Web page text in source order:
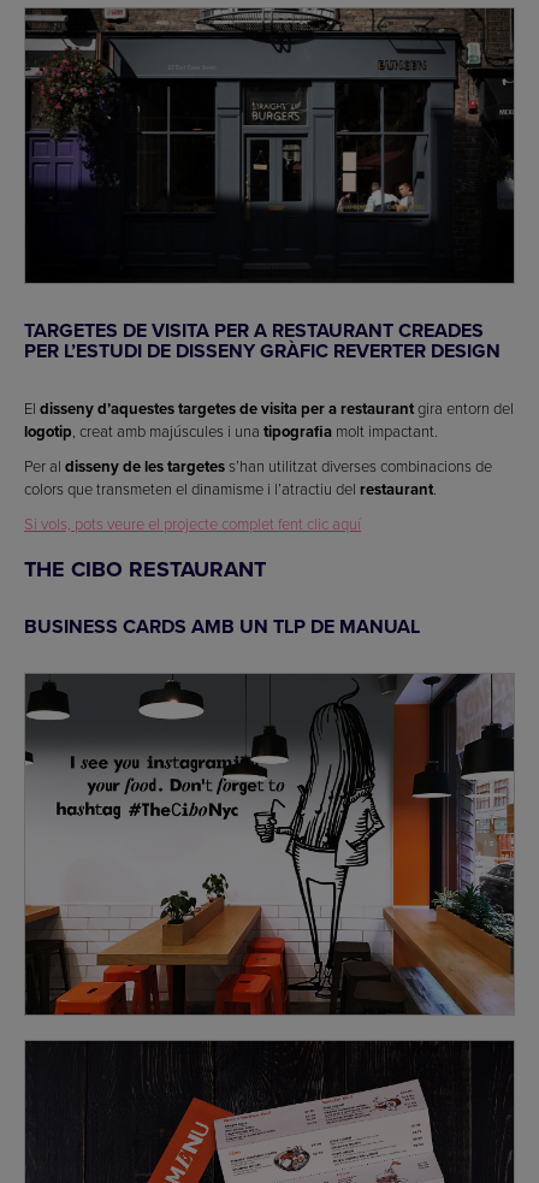
TARGETES DE VISITA PER A RESTAURANT CREADES
PER L’ESTUDI DE DISSENY GRÀFIC REVERTER DESIGN
El disseny d’aquestes targetes de visita per a restaurantgira entorn del
logotip, creat amb majúscules i una tipografia molt impactant.
Per al disseny de les targetess’han utilitzat diverses combinacions de
colors que transmeten el dinamisme i l’atractiu del restaurant.
Si vols, pots veure el projecte complet fent clic aquí
THE CIBO RESTAURANT
BUSINESS CARDS AMB UN TLP DE MANUAL